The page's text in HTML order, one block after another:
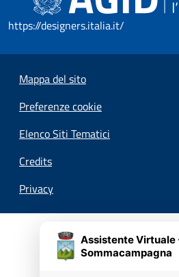
https://designers.italia.it/
Mappa del sito
Preferenze cookie
Elenco Siti Tematici
Credits
Privacy
Assistente Virtuale
Sommacampagna